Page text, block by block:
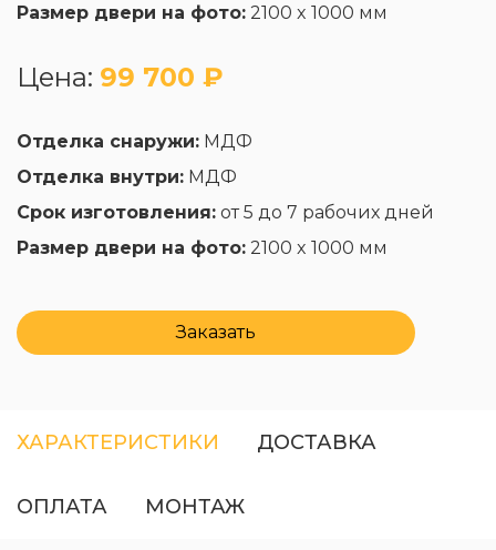
Размер двери на фото: 2100 x 1000 мм
Цена: 99 700 ₽
Отделка снаружи: МДФ
Отделка внутри: МДФ
Срок изготовления: от 5 до 7 рабочих дней
Размер двери на фото: 2100 x 1000 мм
Заказать
ХАРАКТЕРИСТИКИ ДОСТАВКА
ОПЛАТА МОНТАЖ